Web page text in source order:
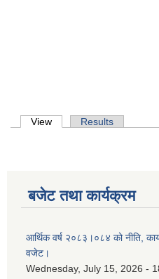
Primary tabs
View (active tab)
Results
बजेट तथा कार्यक्रम
आर्थिक वर्ष २०८३।०८४ को नीति,
वजेट।
Wednesday, July 15, 2026 -